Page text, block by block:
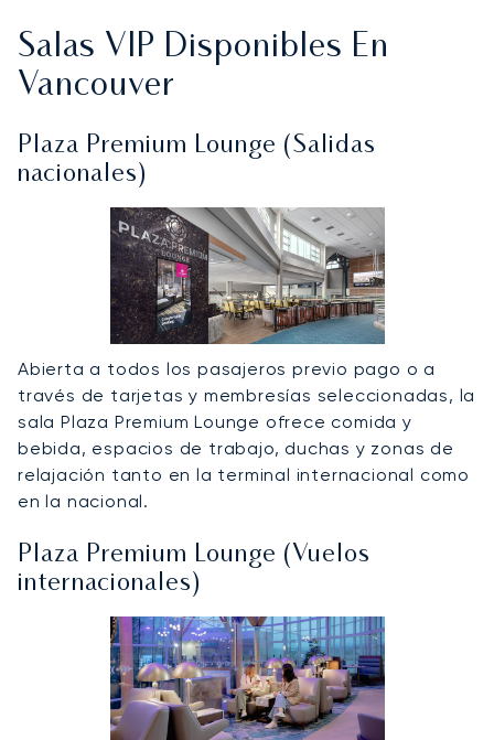
Salas VIP Disponibles En
Vancouver
Plaza Premium Lounge (Salidas
nacionales)
Abierta a todos los pasajeros previo pago o a
través de tarjetas y membresías seleccionadas, la
sala Plaza Premium Lounge ofrece comida y
bebida, espacios de trabajo, duchas y zonas de
relajación tanto en la terminal internacional como
en la nacional.
Plaza Premium Lounge (Vuelos
internacionales)